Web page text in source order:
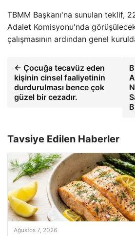
TBMM Başkanı'na sunulan teklif,
Adalet Komisyonu'nda
çalışmasının ardından genel
← Çocuğa tecavüz eden
kişinin cinsel faaliyetinin
durdurulması bence çok
güzel bir cezadır.
Tavsiye Edilen Haberler
Ağustos 7, 2026